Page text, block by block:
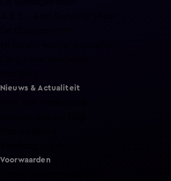
Nieuws & Actualiteit
Voorwaarden